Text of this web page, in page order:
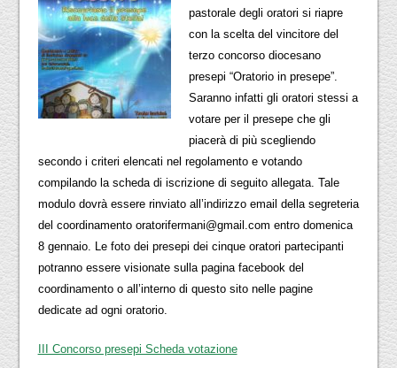
pastorale degli oratori si riapre
con la scelta del vincitore del
terzo concorso diocesano
presepi “Oratorio in presepe”.
Saranno infatti gli oratori stessi a
votare per il presepe che gli
piacerà di più scegliendo
secondo i criteri elencati nel regolamento e votando
compilando la scheda di iscrizione di seguito allegata. Tale
modulo dovrà essere rinviato all’indirizzo email della segreteria
del coordinamento oratorifermani@gmail.com entro domenica
8 gennaio. Le foto dei presepi dei cinque oratori partecipanti
potranno essere visionate sulla pagina facebook del
coordinamento o all’interno di questo sito nelle pagine
dedicate ad ogni oratorio.
III Concorso presepi Scheda votazione